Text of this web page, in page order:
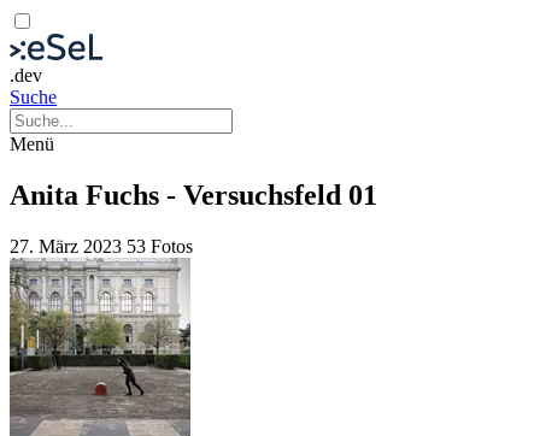
.dev
Suche
Menü
Anita Fuchs - Versuchsfeld 01
27. März 2023 53 Fotos